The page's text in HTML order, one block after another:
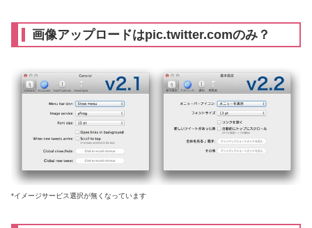
画像アップロードはpic.twitter.comのみ？
*イメージサービス選択が無くなっています